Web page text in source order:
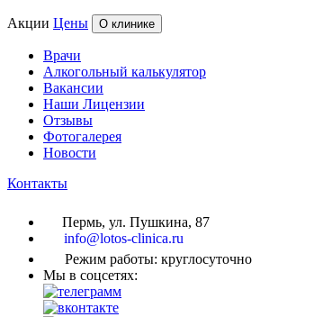
Акции Цены О клинике
Врачи
Алкогольный калькулятор
Вакансии
Наши Лицензии
Отзывы
Фотогалерея
Новости
Контакты
Пермь, ул. Пушкина, 87
info@lotos-clinica.ru
Режим работы: круглосуточно
Мы в соцсетях: